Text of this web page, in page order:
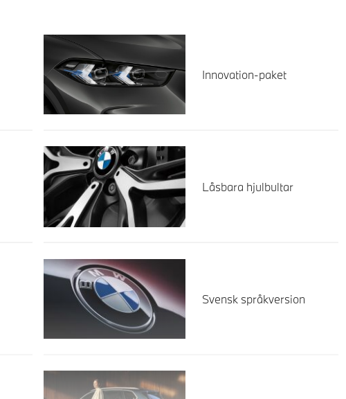
Innovation-paket
Låsbara hjulbultar
Svensk språkversion